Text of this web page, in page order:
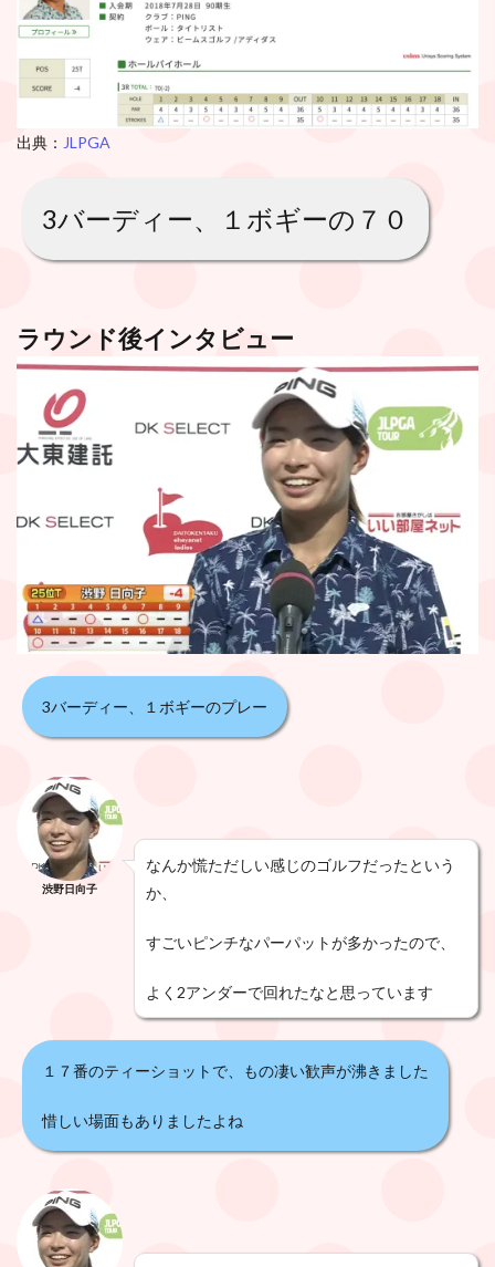
出典： JLPGA
3バーディー、１ボギーの７０
ラウンド後インタビュー
3バーディー、１ボギーのプレー
渋野日向子
なんか慌ただしい感じのゴルフだったという
か、
すごいピンチなパーパットが多かったので、
よく2アンダーで回れたなと思っています
１７番のティーショットで、もの凄い歓声が沸きました
惜しい場面もありましたよね